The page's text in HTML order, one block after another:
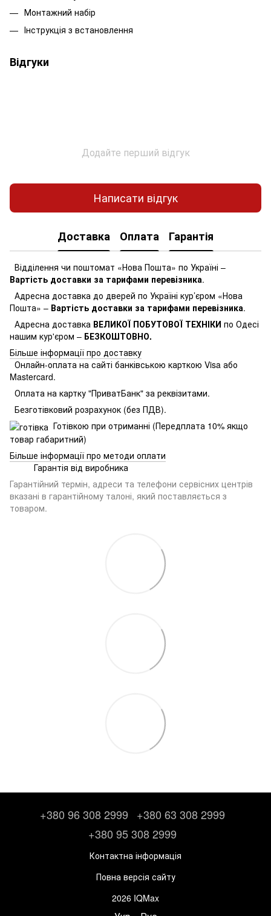
Монтажний набір
Інструкція з встановлення
Відгуки
Додайте перший відгук
Написати відгук
Доставка Оплата Гарантія
Відділення чи поштомат «Нова Пошта» по Україні –
Вартість доставки за тарифами перевізника.
Адресна доставка до дверей по Україні кур’єром «Нова
Пошта» – Вартість доставки за тарифами перевізника.
Адресна доставка ВЕЛИКОЇ ПОБУТОВОЇ ТЕХНІКИ по Одесі
нашим кур'єром – БЕЗКОШТОВНО.
Більше інформації про доставку
Онлайн-оплата на сайті банківською карткою Visa або
Mastercard.
Оплата на картку "ПриватБанк" за реквізитами.
Безготівковий розрахунок (без ПДВ).
Готівкою при отриманні (Передплата 10% якщо
товар габаритний)
Більше інформації про методи оплати
Гарантія від виробника
Гарантійний термін, адреси та телефони сервісних центрів
вказані в гарантійному талоні, який поставляється з
товаром.
+380 96 308 2999
+380 63 308 2999
+380 95 308 2999
Контактна інформація
Повна версія сайту
2026 IQMax